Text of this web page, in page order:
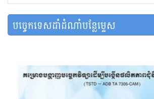
បច្ចេកទេសដាំដំណាំបន្លែម្ទេស